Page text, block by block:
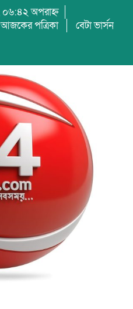
০৬:৪২ অপরাহ্ন
আজকের পত্রিকা বেটা ভার্সন